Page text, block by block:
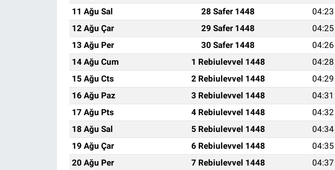
11 Ağu Sal
28 Safer 1448 04:23
12 Ağu Çar
29 Safer 1448 04:25
13 Ağu Per
30 Safer 1448 04:26
14 Ağu Cum
1 Rebiulevvel 1448 04:28
15 Ağu Cts
2 Rebiulevvel 1448 04:29
16 Ağu Paz
3 Rebiulevvel 1448 04:31
17 Ağu Pts
4 Rebiulevvel 1448 04:32
18 Ağu Sal
5 Rebiulevvel 1448 04:34
19 Ağu Çar
6 Rebiulevvel 1448 04:35
20 Ağu Per
7 Rebiulevvel 1448 04:37